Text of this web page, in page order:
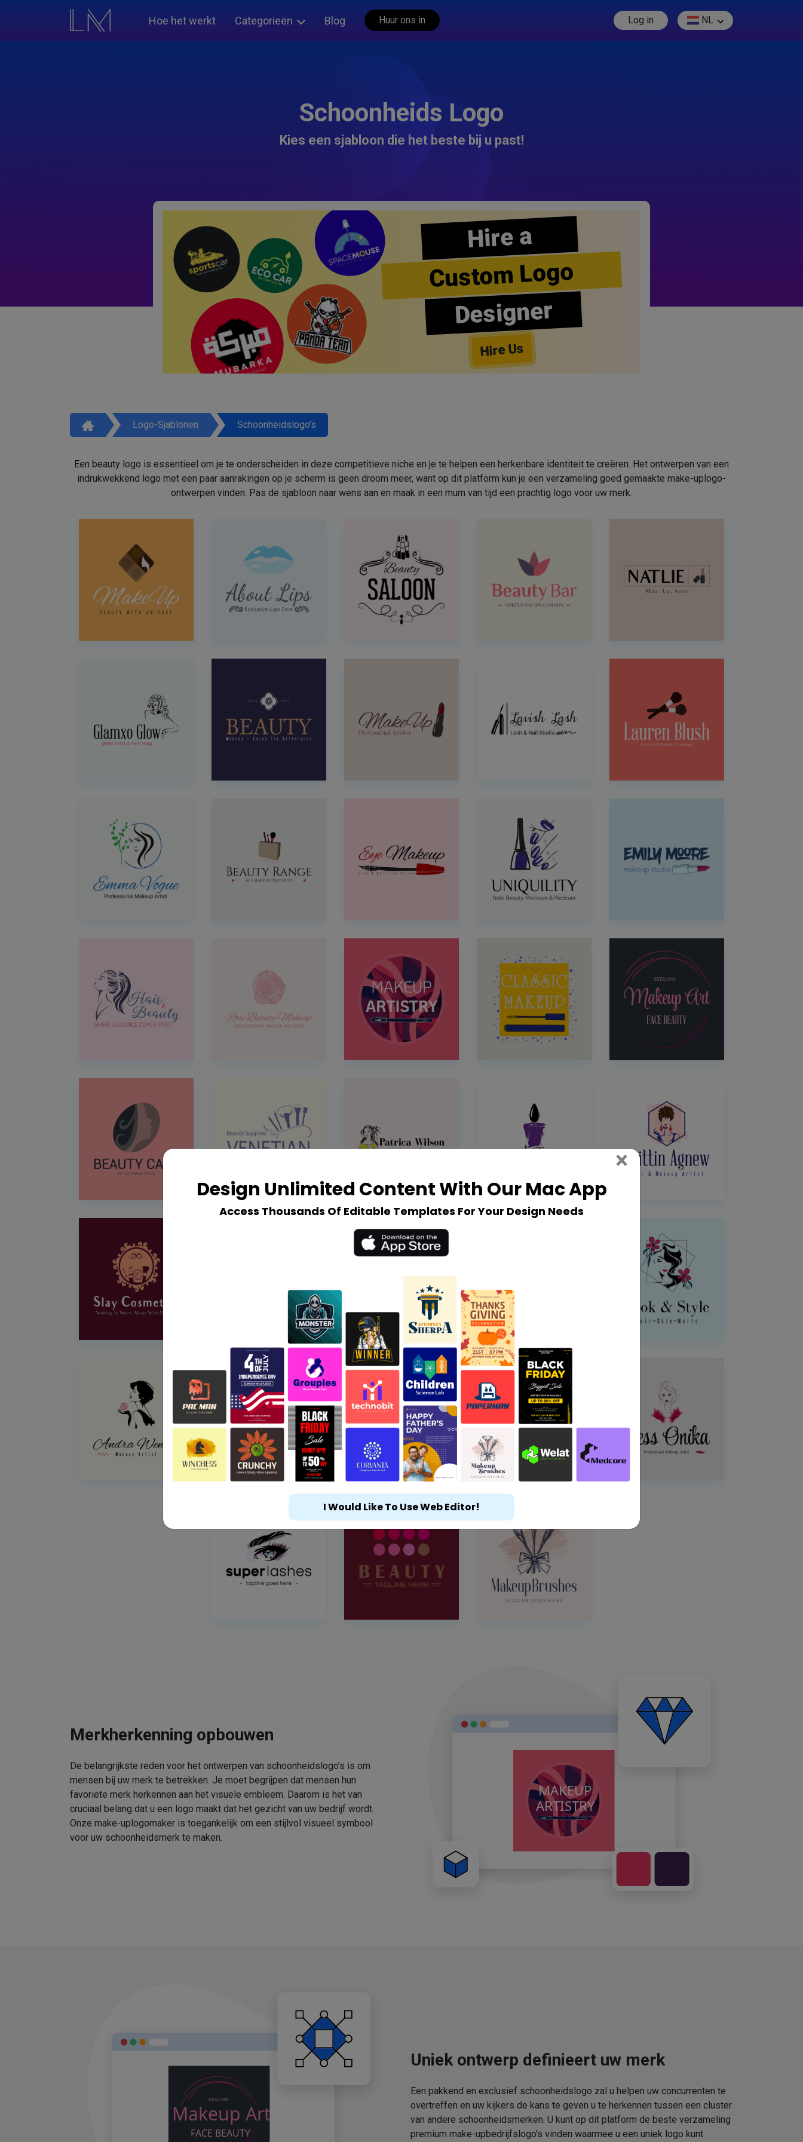
Hoe het werkt Categorieën Blog Huur ons in Log in NL
Schoonheids Logo
Kies een sjabloon die het beste bij u past!
Hire a
Custom Logo
Designer
Hire Us
Logo-Sjablonen Schoonheidslogo's
Een beauty logo is essentieel om je te onderscheiden in deze competitieve niche en je te helpen een herkenbare identiteit te creëren. Het ontwerpen van een
indrukwekkend logo met een paar aanrakingen op je scherm is geen droom meer, want op dit platform kun je een verzameling goed gemaakte make-uplogo-
ontwerpen vinden. Pas de sjabloon naar wens aan en maak in een mum van tijd een prachtig logo voor uw merk.
Merkherkenning opbouwen
De belangrijkste reden voor het ontwerpen van schoonheidslogo’s is om
mensen bij uw merk te betrekken. Je moet begrijpen dat mensen hun
favoriete merk herkennen aan het visuele embleem. Daarom is het van
cruciaal belang dat u een logo maakt dat het gezicht van uw bedrijf wordt.
Onze make-uplogomaker is toegankelijk om een stijlvol visueel symbool
voor uw schoonheidsmerk te maken.
Uniek ontwerp definieert uw merk
Een pakkend en exclusief schoonheidslogo zal u helpen uw concurrenten te
overtreffen en uw kijkers de kans te geven u te herkennen tussen een cluster
van andere schoonheidsmerken. U kunt op dit platform de beste verzameling
premium make-upbedrijfslogo's vinden waarmee u een uniek logo kunt
Design Unlimited Content With Our Mac App
Access Thousands Of Editable Templates For Your Design Needs
× Close
I Would Like To Use Web Editor!